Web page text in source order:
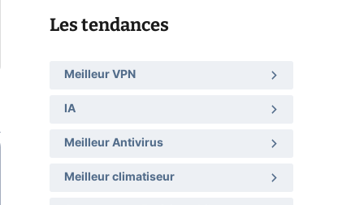
Les tendances
Meilleur VPN
IA
Meilleur Antivirus
Meilleur climatiseur